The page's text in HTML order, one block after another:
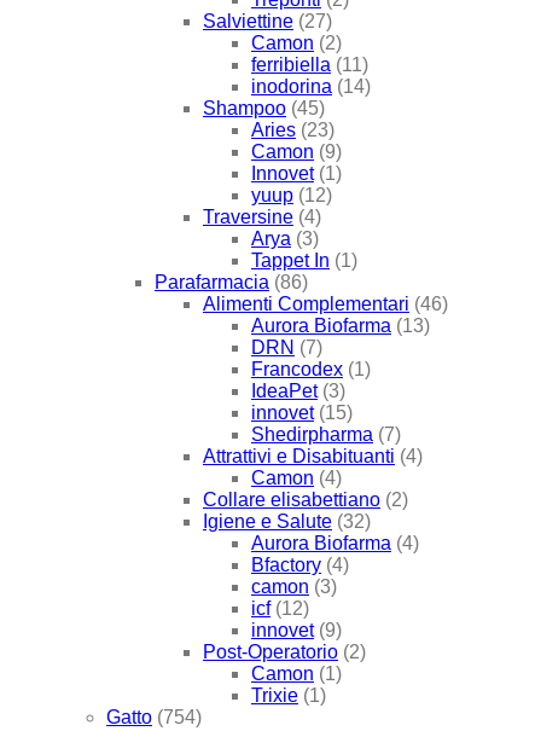
Salviettine (27)
Camon (2)
ferribiella (11)
inodorina (14)
Shampoo (45)
Aries (23)
Camon (9)
Innovet (1)
yuup (12)
Traversine (4)
Arya (3)
Tappet In (1)
Parafarmacia (86)
Alimenti Complementari (46)
Aurora Biofarma (13)
DRN (7)
Francodex (1)
IdeaPet (3)
innovet (15)
Shedirpharma (7)
Attrattivi e Disabituanti (4)
Camon (4)
Collare elisabettiano (2)
Igiene e Salute (32)
Aurora Biofarma (4)
Bfactory (4)
camon (3)
icf (12)
innovet (9)
Post-Operatorio (2)
Camon (1)
Trixie (1)
Gatto (754)